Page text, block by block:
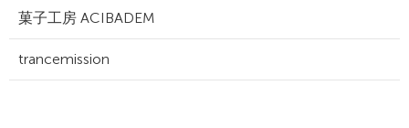
菓子工房 ACIBADEM
trancemission